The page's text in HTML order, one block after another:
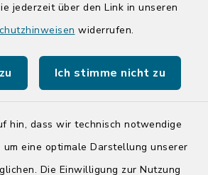
jederzeit über den Link in unseren
widerrufen.
Ich stimme nicht zu
hin, dass wir technisch notwendige
um eine optimale Darstellung unserer
Die Einwilligung zur Nutzung
der Stadt Bad Segeberg